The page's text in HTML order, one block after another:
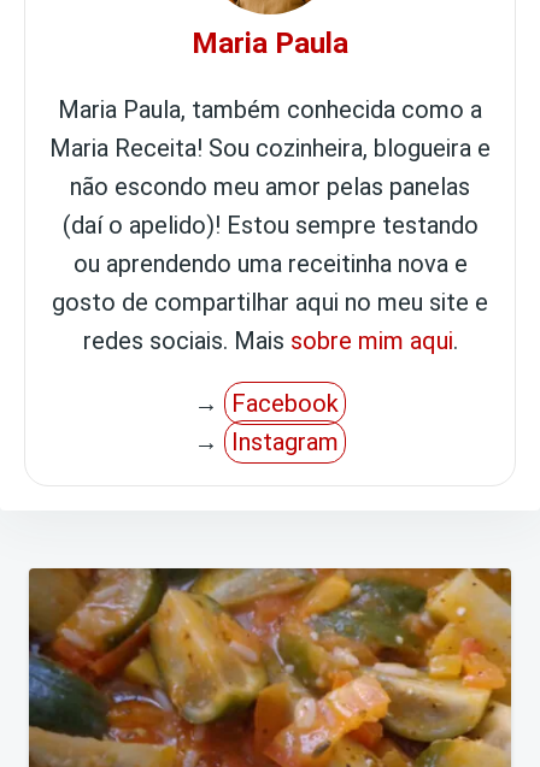
Maria Paula
Maria Paula, também conhecida como a
Maria Receita! Sou cozinheira, blogueira e
não escondo meu amor pelas panelas
(daí o apelido)! Estou sempre testando
ou aprendendo uma receitinha nova e
gosto de compartilhar aqui no meu site e
redes sociais. Mais sobre mim aqui.
→
Facebook
→
Instagram
Navegação
de
Post